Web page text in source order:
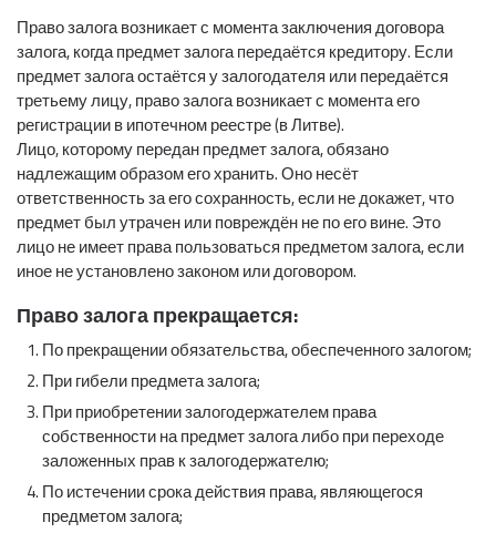
Право залога возникает с момента заключения договора
залога, когда предмет залога передаётся кредитору. Если
предмет залога остаётся у залогодателя или передаётся
третьему лицу, право залога возникает с момента его
регистрации в ипотечном реестре (в Литве).
Лицо, которому передан предмет залога, обязано
надлежащим образом его хранить. Оно несёт
ответственность за его сохранность, если не докажет, что
предмет был утрачен или повреждён не по его вине. Это
лицо не имеет права пользоваться предметом залога, если
иное не установлено законом или договором.
Право залога прекращается:
По прекращении обязательства, обеспеченного залогом;
При гибели предмета залога;
При приобретении залогодержателем права
собственности на предмет залога либо при переходе
заложенных прав к залогодержателю;
По истечении срока действия права, являющегося
предметом залога;